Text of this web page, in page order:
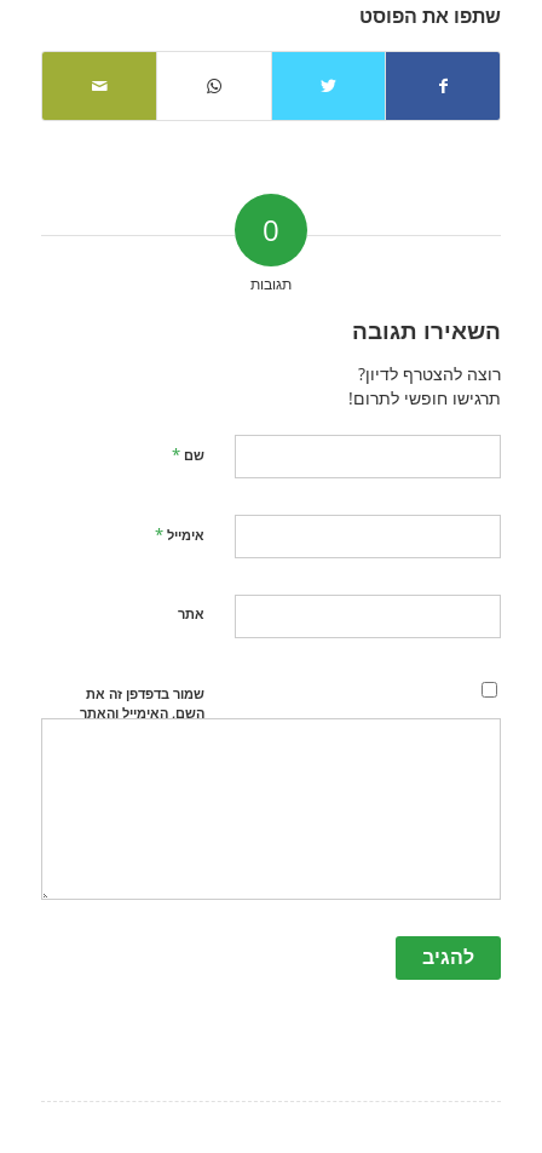
שתפו את הפוסט
0
תגובות
השאירו תגובה
רוצה להצטרף לדיון?
תרגישו חופשי לתרום!
שם *
אימייל *
אתר
שמור בדפדפן זה את
השם, האימייל והאתר